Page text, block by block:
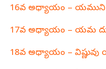
16వ అధ్యాయం –
17వ అధ్యాయం – యమ
18వ అధ్యాయం –